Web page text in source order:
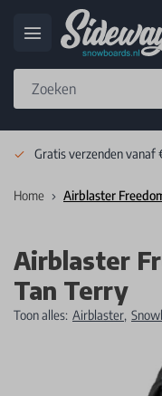
Gratis verzenden vanaf
Home Airblaster
Airblaster
Tan Terry
Toon alles: Airblaster,